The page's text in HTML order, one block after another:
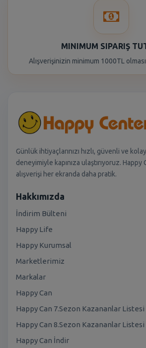
MINIMUM SIPARIŞ
Alışverişinizin minimum 1000TL
Günlük ihtiyaçlarınızı hızlı, güvenli ve
deneyimiyle kapınıza ulaştırıyoruz.
alışverişi her ekranda daha pratik.
Hakkımızda
İndirim Bülteni
Happy Life
Happy Kurumsal
Marketlerimiz
Markalar
Happy Can
Happy Can 7.Sezon Kazananlar Listesi
Happy Can 8.Sezon Kazananlar Listesi
Happy Can İndir